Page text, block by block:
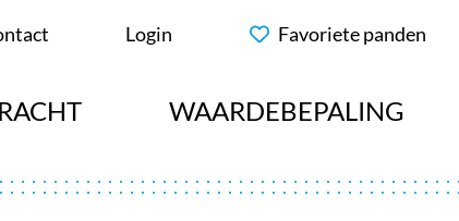
Login Favoriete panden
WAARDEBEPALING